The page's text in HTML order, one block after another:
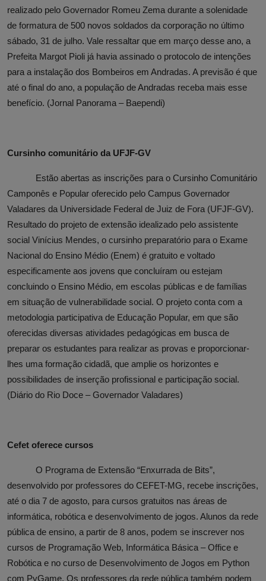
realizado pelo Governador Romeu Zema durante a solenidade
de formatura de 500 novos soldados da corporação no último
sábado, 31 de julho. Vale ressaltar que em março desse ano, a
Prefeita Margot Pioli já havia assinado o protocolo de intenções
para a instalação dos Bombeiros em Andradas. A previsão é que
até o final do ano, a população de Andradas receba mais esse
benefício. (Jornal Panorama – Baependi)
Cursinho comunitário da UFJF-GV
Estão abertas as inscrições para o Cursinho Comunitário
Camponês e Popular oferecido pelo Campus Governador
Valadares da Universidade Federal de Juiz de Fora (UFJF-GV).
Resultado do projeto de extensão idealizado pelo assistente
social Vinícius Mendes, o cursinho preparatório para o Exame
Nacional do Ensino Médio (Enem) é gratuito e voltado
especificamente aos jovens que concluíram ou estejam
concluindo o Ensino Médio, em escolas públicas e de famílias
em situação de vulnerabilidade social. O projeto conta com a
metodologia participativa de Educação Popular, em que são
oferecidas diversas atividades pedagógicas em busca de
preparar os estudantes para realizar as provas e proporcionar-
lhes uma formação cidadã, que amplie os horizontes e
possibilidades de inserção profissional e participação social.
(Diário do Rio Doce – Governador Valadares)
Cefet oferece cursos
O Programa de Extensão “Enxurrada de Bits”,
desenvolvido por professores do CEFET-MG, recebe inscrições,
até o dia 7 de agosto, para cursos gratuitos nas áreas de
informática, robótica e desenvolvimento de jogos. Alunos da rede
pública de ensino, a partir de 8 anos, podem se inscrever nos
cursos de Programação Web, Informática Básica – Office e
Robótica e no curso de Desenvolvimento de Jogos em Python
com PyGame. Os professores da rede pública também podem